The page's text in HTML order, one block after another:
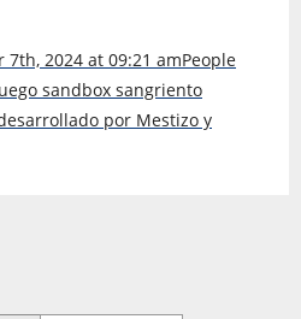
2024 at 09:21 amPeople
sandbox sangriento
por Mestizo y